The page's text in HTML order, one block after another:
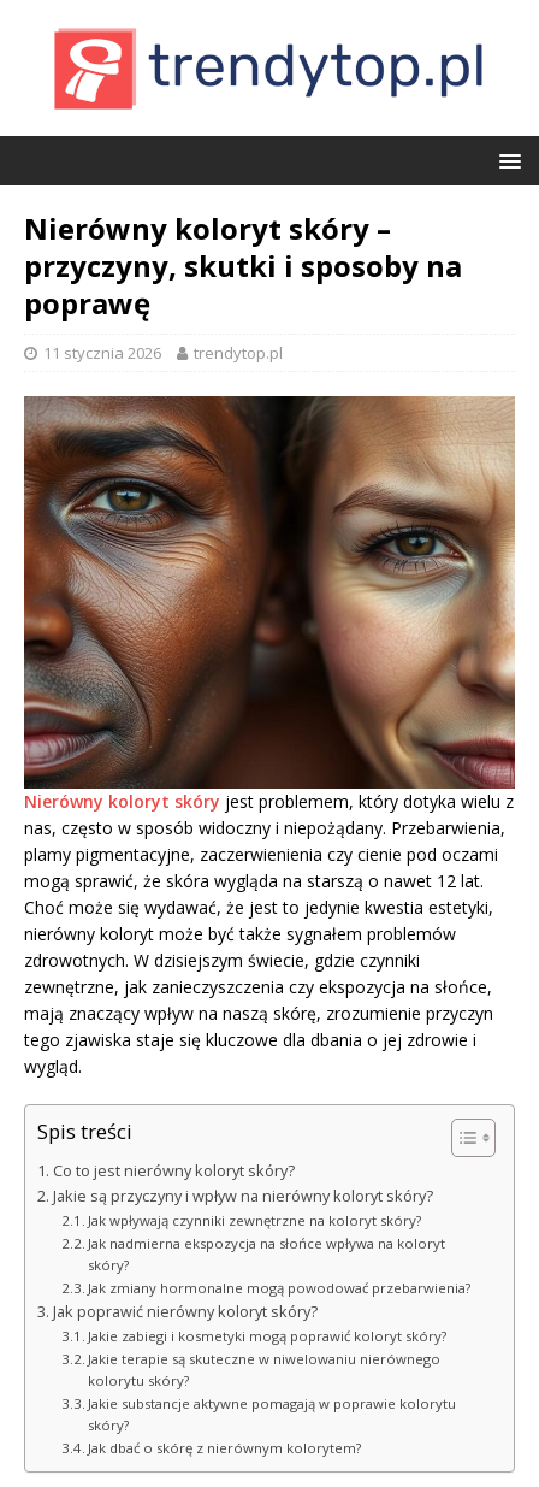
Nierówny koloryt skóry –
przyczyny, skutki i sposoby na
poprawę
11 stycznia 2026 trendytop.pl
Nierówny koloryt skóry jest problemem, który dotyka wielu z
nas, często w sposób widoczny i niepożądany. Przebarwienia,
plamy pigmentacyjne, zaczerwienienia czy cienie pod oczami
mogą sprawić, że skóra wygląda na starszą o nawet 12 lat.
Choć może się wydawać, że jest to jedynie kwestia estetyki,
nierówny koloryt może być także sygnałem problemów
zdrowotnych. W dzisiejszym świecie, gdzie czynniki
zewnętrzne, jak zanieczyszczenia czy ekspozycja na słońce,
mają znaczący wpływ na naszą skórę, zrozumienie przyczyn
tego zjawiska staje się kluczowe dla dbania o jej zdrowie i
wygląd.
Spis treści
Co to jest nierówny koloryt skóry?
Jakie są przyczyny i wpływ na nierówny koloryt skóry?
Jak wpływają czynniki zewnętrzne na koloryt skóry?
Jak nadmierna ekspozycja na słońce wpływa na koloryt
skóry?
Jak zmiany hormonalne mogą powodować przebarwienia?
Jak poprawić nierówny koloryt skóry?
Jakie zabiegi i kosmetyki mogą poprawić koloryt skóry?
Jakie terapie są skuteczne w niwelowaniu nierównego
kolorytu skóry?
Jakie substancje aktywne pomagają w poprawie kolorytu
skóry?
Jak dbać o skórę z nierównym kolorytem?